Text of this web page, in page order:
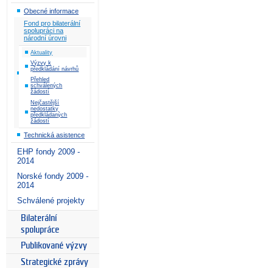
Obecné informace
Fond pro bilaterální
spolupráci na
národní úrovni
Aktuality
Výzvy k
předkládání návrhů
Přehled
schválených
žádostí
Nejčastější
nedostatky
předkládaných
žádostí
Technická asistence
EHP fondy 2009 -
2014
Norské fondy 2009 -
2014
Schválené projekty
Bilaterální
spolupráce
Publikované výzvy
Strategické zprávy